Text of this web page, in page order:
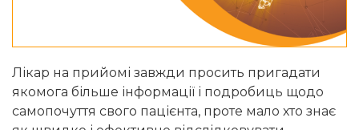
Лікар на прийомі завжди просить пригадати
якомога більше інформації і подробиць щодо
самопочуття свого пацієнта, проте мало хто знає